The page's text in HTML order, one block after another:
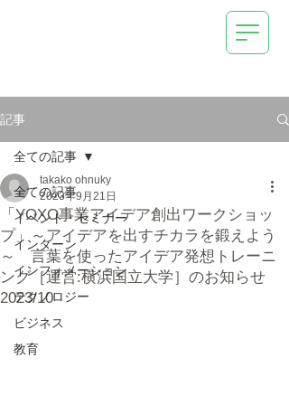
記事
全ての記事
イベント・セミナー
インターン
インフォメーション
テクノロジー
ビジネス
教育
全ての記事
「YOXO事業アイデア創出ワークショッ
プ」～アイデアを出すチカラを鍛えよう
～ 言葉を使ったアイデア発想トレーニ
ング［運営:横浜国立大学］のお知らせ
2023/10
takako ohnuky
2023年9月21日